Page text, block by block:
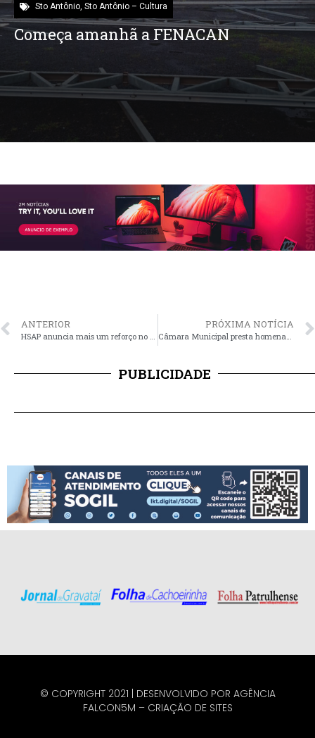
Sto Antônio, Sto Antônio – Cultura
Começa amanhã a FENACAN
ANTERIOR PRÓXIMA NOTÍCIA
PUBLICIDADE
© COPYRIGHT 2021 | DESENVOLVIDO POR AGÊNCIA
FALCON5M – CRIAÇÃO DE SITES